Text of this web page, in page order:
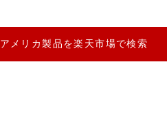
アメリカ製品を楽天市場で検索